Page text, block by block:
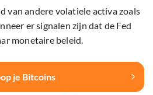
van andere volatiele activa zoals
er signalen zijn dat de Fed
monetaire beleid.
je Bitcoins